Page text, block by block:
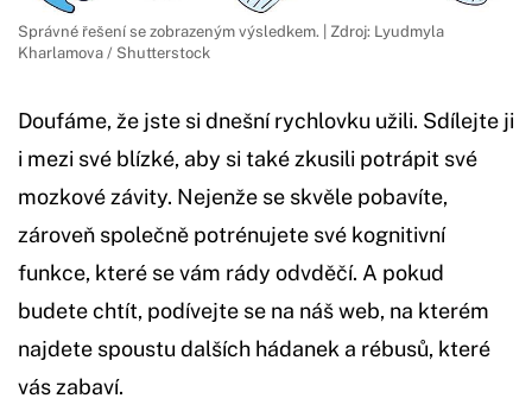
Správné řešení se zobrazeným výsledkem. | Zdroj: Lyudmyla
Kharlamova / Shutterstock
Doufáme, že jste si dnešní rychlovku užili. Sdílejte ji
i mezi své blízké, aby si také zkusili potrápit své
mozkové závity. Nejenže se skvěle pobavíte,
zároveň společně potrénujete své kognitivní
funkce, které se vám rády odvděčí. A pokud
budete chtít, podívejte se na náš web, na kterém
najdete spoustu dalších hádanek a rébusů, které
vás zabaví.